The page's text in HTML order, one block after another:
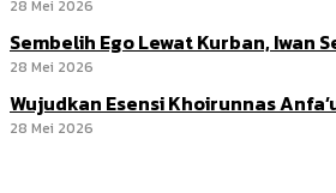
28 Mei 2026
Sembelih Ego Lewat Kurban, Iwan
28 Mei 2026
Wujudkan Esensi Khoirunnas
28 Mei 2026